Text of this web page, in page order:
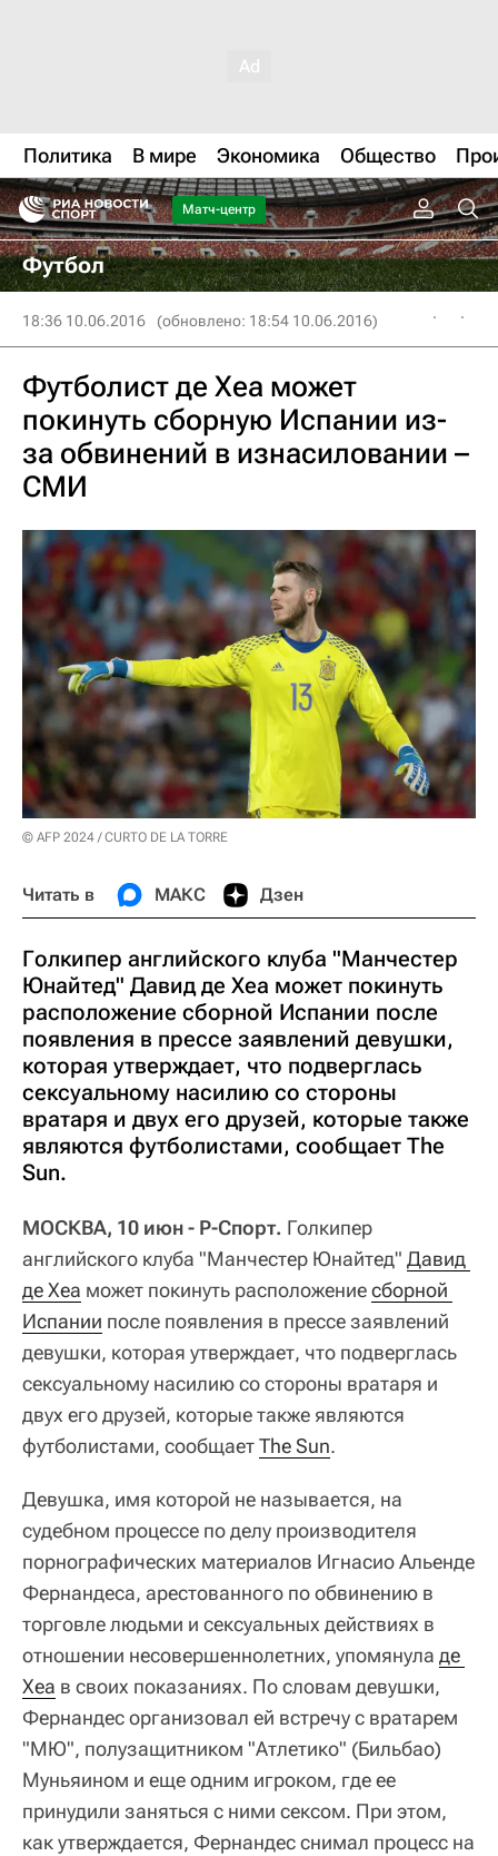
Политика В мире Экономика Общество
Матч-центр
Футбол
18:36 10.06.2016 (обновлено: 18:54 10.06.2016)
Футболист де Хеа может
покинуть сборную Испании из-
за обвинений в изнасиловании –
СМИ
© AFP 2024 / CURTO DE LA TORRE
Читать в МАКС Дзен
Голкипер английского клуба "Манчестер
Юнайтед" Давид де Хеа может покинуть
расположение сборной Испании после
появления в прессе заявлений девушки,
которая утверждает, что подверглась
сексуальному насилию со стороны
вратаря и двух его друзей, которые также
являются футболистами, сообщает The
Sun.
МОСКВА, 10 июн - Р-Спорт. Голкипер
английского клуба "Манчестер Юнайтед" Давид
де Хеа может покинуть расположениесборной
Испании после появления в прессе заявлений
девушки, которая утверждает, что подверглась
сексуальному насилию со стороны вратаря и
двух его друзей, которые также являются
футболистами, сообщаетThe Sun.
Девушка, имя которой не называется, на
судебном процессе по делу производителя
порнографических материалов Игнасио Альенде
Фернандеса, арестованного по обвинению в
торговле людьми и сексуальных действиях в
отношении несовершеннолетних, упомянула де
Хеа в своих показаниях. По словам девушки,
Фернандес организовал ей встречу с вратарем
"МЮ", полузащитником "Атлетико" (Бильбао)
Муньяином и еще одним игроком, где ее
принудили заняться с ними сексом. При этом,
как утверждается, Фернандес снимал процесс на